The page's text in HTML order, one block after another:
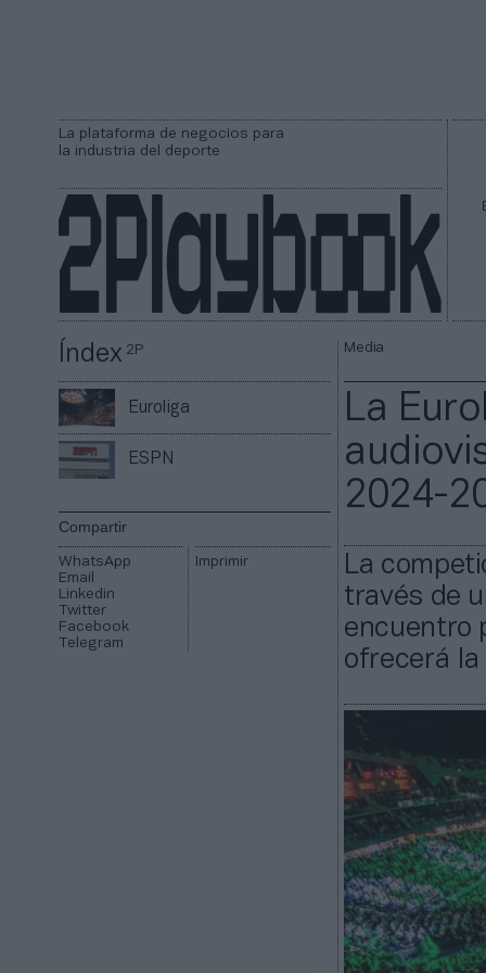
La plataforma de negocios para
la industria del deporte
Índex2P
Euroliga
ESPN
Compartir
WhatsApp
Email
Linkedin
Twitter
Facebook
Telegram
Imprimir
Media
La
2024-
La
través de
encuentro
ofrecerá la